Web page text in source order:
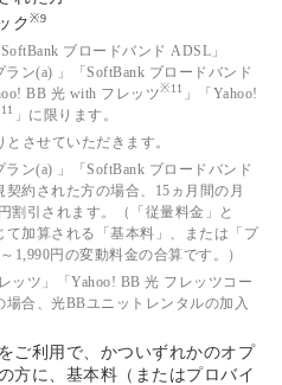
ク※9
ブロードバンド ADSL」
ラン(a) 」「SoftBank ブロードバンド
BB 光 with フレッツ※11
」「Yahoo!
」に限ります。
させていただきます。
ラン(a) 」「SoftBank ブロードバンド
約された方の場合、15ヵ月間の月
割引されます。（「従量料金」と
て加算される「基本料」、または「プ
1,990円の変動料金の合算です。）
ッツ」「Yahoo! BB 光 フレッツコー
場合、光BBユニットレンタルの加入
ご利用で、かついずれかのオプ
方に、基本料（またはプロバイ